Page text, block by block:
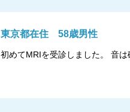
東京都在住 58歳男性
初めてMRIを受診しました。 音